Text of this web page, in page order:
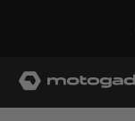
motogadget GmbH